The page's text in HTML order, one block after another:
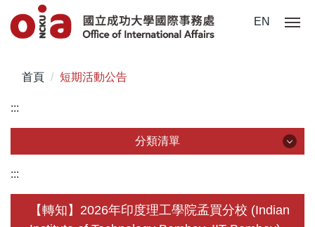
到
區
EN
首頁 短期活動公告
:::
分類清單
關於我們
:::
【轉知】2026年印度理工學院孟買分校 (Indian